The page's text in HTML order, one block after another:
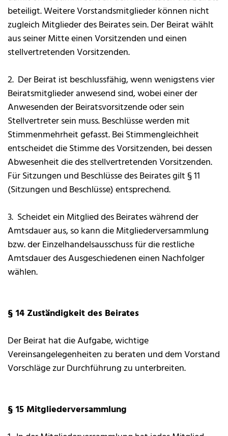
beteiligt. Weitere Vorstandsmitglieder können nicht
zugleich Mitglieder des Beirates sein. Der Beirat wählt
aus seiner Mitte einen Vorsitzenden und einen
stellvertretenden Vorsitzenden.
2. Der Beirat ist beschlussfähig, wenn wenigstens vier
Beiratsmitglieder anwesend sind, wobei einer der
Anwesenden der Beiratsvorsitzende oder sein
Stellvertreter sein muss. Beschlüsse werden mit
Stimmenmehrheit gefasst. Bei Stimmengleichheit
entscheidet die Stimme des Vorsitzenden, bei dessen
Abwesenheit die des stellvertretenden Vorsitzenden.
Für Sitzungen und Beschlüsse des Beirates gilt § 11
(Sitzungen und Beschlüsse) entsprechend.
3. Scheidet ein Mitglied des Beirates während der
Amtsdauer aus, so kann die Mitgliederversammlung
bzw. der Einzelhandelsausschuss für die restliche
Amtsdauer des Ausgeschiedenen einen Nachfolger
wählen.
§ 14 Zuständigkeit des Beirates
Der Beirat hat die Aufgabe, wichtige
Vereinsangelegenheiten zu beraten und dem Vorstand
Vorschläge zur Durchführung zu unterbreiten.
§ 15 Mitgliederversammlung